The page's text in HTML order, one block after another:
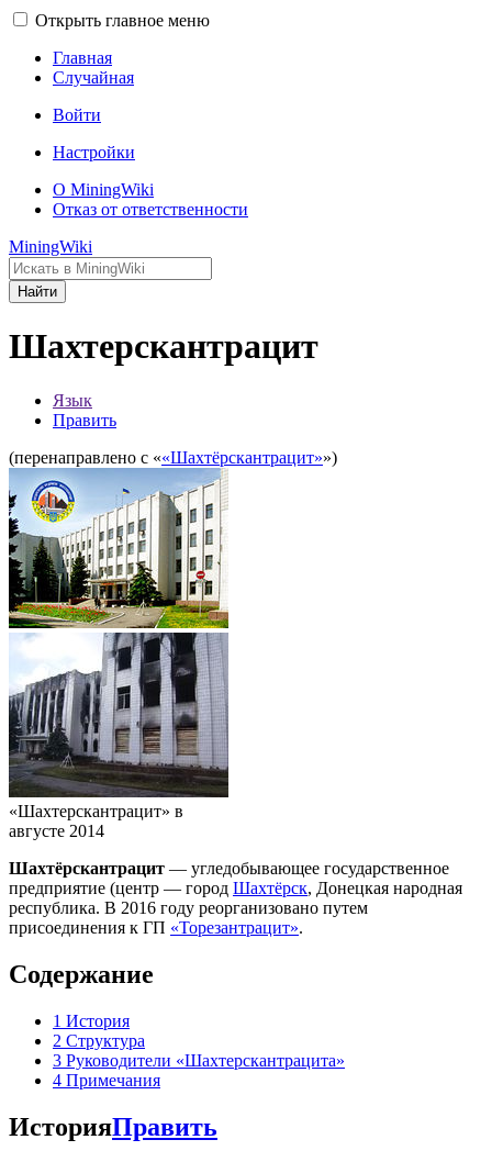
Открыть главное меню
Главная
Случайная
Войти
Настройки
О MiningWiki
Отказ от ответственности
MiningWiki
Найти
Шахтерскантрацит
Язык
Править
(перенаправлено с ««Шахтёрскантрацит»»)
«Шахтерскантрацит» в
августе 2014
Шахтёрскантрацит — угледобывающее государственное
предприятие (центр — город Шахтёрск, Донецкая народная
республика. В 2016 году реорганизовано путем
присоединения к ГП «Торезантрацит».
Содержание
1 История
2 Структура
3 Руководители «Шахтерскантрацита»
4 Примечания
ИсторияПравить